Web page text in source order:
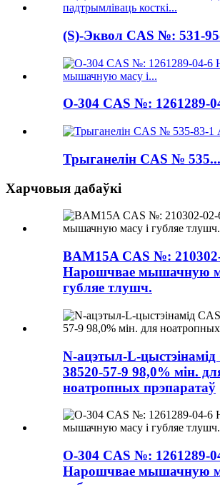
(S)-Эквол CAS №: 531-
O-304 CAS №: 1261289-
Трыганелін CAS № 535...
Харчовыя дабаўкі
BAM15A CAS №:
Нарошчвае мышачную
губляе тлушч.
N-ацэтыл-L-
38520-57-9 98,0% мін.
ноатропных прэпаратаў
O-304 CAS №: 1261289-
Нарошчвае мышачную